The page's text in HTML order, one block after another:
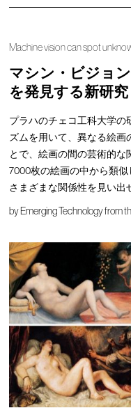
Machine vision can spot
マシン・ビジョ
を発見する新研究
プラハのチェコ工科大学の
ズムを用いて、異なる絵画
とで、絵画の間の芸術的
7000枚の絵画の中から類
さまざまな関係性を見い出
byEmerging Technology from